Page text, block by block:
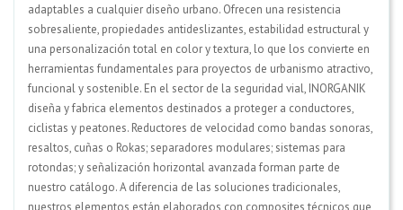
adaptables a cualquier diseño urbano. Ofrecen una resistencia
sobresaliente, propiedades antideslizantes, estabilidad estructural y
una personalización total en color y textura, lo que los convierte en
herramientas fundamentales para proyectos de urbanismo atractivo,
funcional y sostenible. En el sector de la seguridad vial, INORGANIK
diseña y fabrica elementos destinados a proteger a conductores,
ciclistas y peatones. Reductores de velocidad como bandas sonoras,
resaltos, cuñas o Rokas; separadores modulares; sistemas para
rotondas; y señalización horizontal avanzada forman parte de
nuestro catálogo. A diferencia de las soluciones tradicionales,
nuestros elementos están elaborados con composites técnicos que